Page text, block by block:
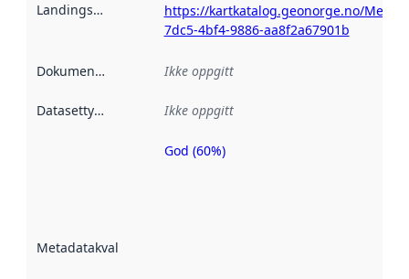
Landingsside
https://kartkatalog.geonorge.no/
7dc5-4bf4-9886-aa8f2a67901b
Dokumentasjon Ikke oppgitt
Datasettype Ikke oppgitt
Metadatakvalitet
Metadatakvalitet
God (60%)